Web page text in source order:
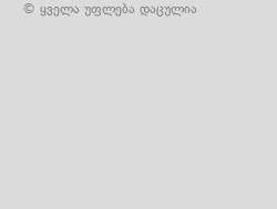
© ყველა უფლება დაცულია